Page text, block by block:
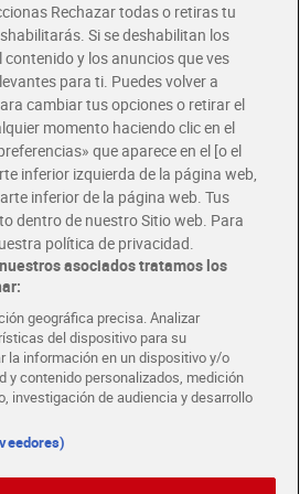
o Uber Eats
exclusivas.
y busca tu tienda más cercana
de tus compras.
aquí!
MEJOR CADA DIA
ABRE TU TIENDA DIA CORPORATE
Rechazar todas o retiras tu
Si se deshabilitan los
y los anuncios que ves
para ti. Puedes volver a
cambiar tus opciones o retirar el
momento haciendo clic en el
que aparece en el [o el
inferior izquierda de la página web,
inferior de la página web. Tus
dentro de nuestro Sitio web. Para
política de privacidad.
asociados tratamos los
geográfica precisa. Analizar
del dispositivo para su
la información en un dispositivo y/o
y contenido personalizados, medición
investigación de audiencia y desarrollo